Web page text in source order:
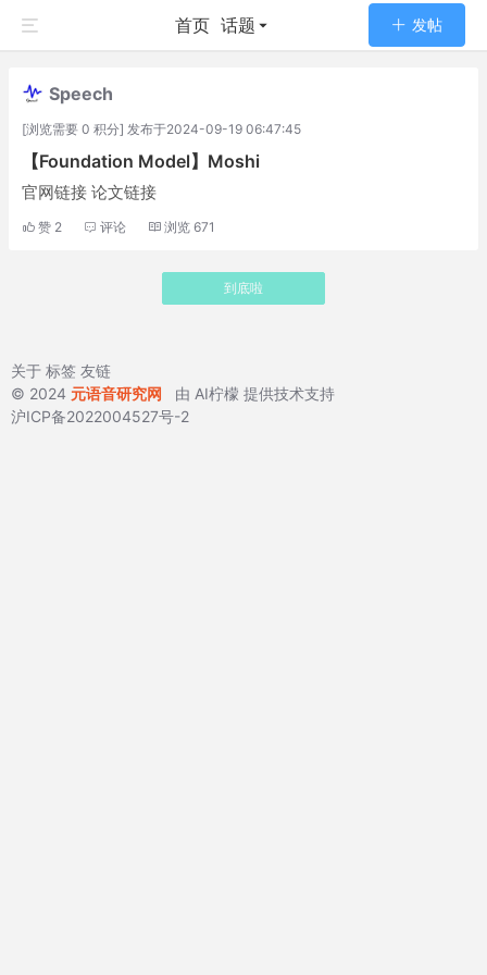
首页 话题 发帖
Speech
[浏览需要 0 积分] 发布于2024-09-19 06:47:45
【Foundation Model】Moshi
官网链接 论文链接
赞 2 评论 浏览 671
到底啦
关于 标签 友链
© 2024 元语音研究网 由 AI柠檬 提供技术支持
沪ICP备2022004527号-2